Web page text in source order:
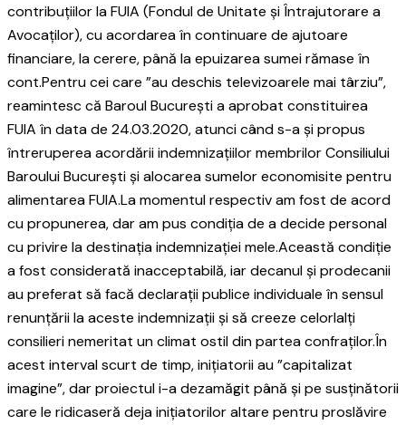
contribuțiilor la FUIA (Fondul de Unitate și Întrajutorare a
Avocaților), cu acordarea în continuare de ajutoare
financiare, la cerere, până la epuizarea sumei rămase în
cont.Pentru cei care ”au deschis televizoarele mai târziu”,
reamintesc că Baroul București a aprobat constituirea
FUIA în data de 24.03.2020, atunci când s-a și propus
întreruperea acordării indemnizațiilor membrilor Consiliului
Baroului București și alocarea sumelor economisite pentru
alimentarea FUIA.La momentul respectiv am fost de acord
cu propunerea, dar am pus condiția de a decide personal
cu privire la destinația indemnizației mele.Această condiție
a fost considerată inacceptabilă, iar decanul și prodecanii
au preferat să facă declarații publice individuale în sensul
renunțării la aceste indemnizații și să creeze celorlalți
consilieri nemeritat un climat ostil din partea confraților.În
acest interval scurt de timp, inițiatorii au ”capitalizat
imagine”, dar proiectul i-a dezamăgit până și pe susținătorii
care le ridicaseră deja inițiatorilor altare pentru proslăvire